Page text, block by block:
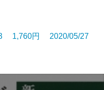
3 1,760円 2020/05/27